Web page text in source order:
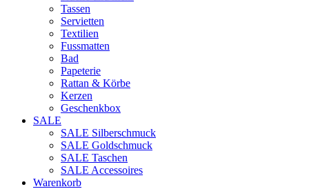
Tassen
Servietten
Textilien
Fussmatten
Bad
Papeterie
Rattan & Körbe
Kerzen
Geschenkbox
SALE
SALE Silberschmuck
SALE Goldschmuck
SALE Taschen
SALE Accessoires
Warenkorb